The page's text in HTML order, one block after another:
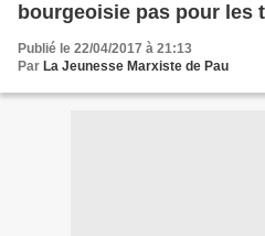
bourgeoisie pas pour les
Publié le 22/04/2017 à 21:13
Par La Jeunesse Marxiste de Pau